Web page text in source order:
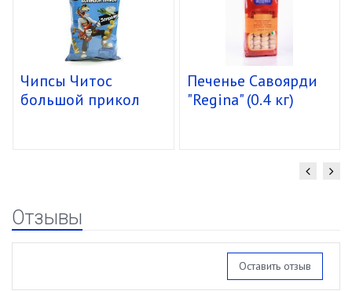
Чипсы Читос
большой прикол
Печенье Савоярди
"Regina" (0.4 кг)
Отзывы
Оставить отзыв